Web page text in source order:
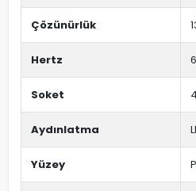
Çözünürlük
Hertz
Soket
Aydınlatma
Yüzey